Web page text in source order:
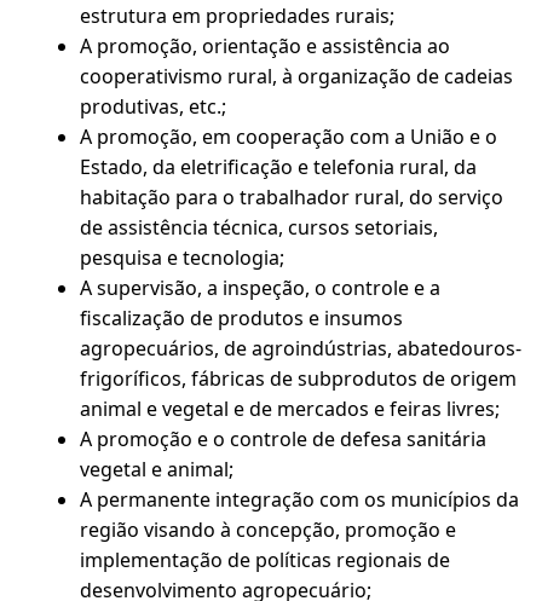
estrutura em propriedades rurais;
A promoção, orientação e assistência ao
cooperativismo rural, à organização de cadeias
produtivas, etc.;
A promoção, em cooperação com a União e o
Estado, da eletrificação e telefonia rural, da
habitação para o trabalhador rural, do serviço
de assistência técnica, cursos setoriais,
pesquisa e tecnologia;
A supervisão, a inspeção, o controle e a
fiscalização de produtos e insumos
agropecuários, de agroindústrias, abatedouros-
frigoríficos, fábricas de subprodutos de origem
animal e vegetal e de mercados e feiras livres;
A promoção e o controle de defesa sanitária
vegetal e animal;
A permanente integração com os municípios da
região visando à concepção, promoção e
implementação de políticas regionais de
desenvolvimento agropecuário;